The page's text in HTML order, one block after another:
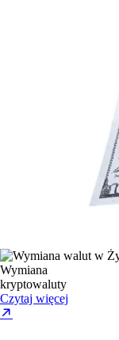
Wymiana
kryptowaluty
Czytaj więcej